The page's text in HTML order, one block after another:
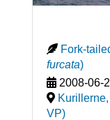
Fork-
furcata)
2008-06-
VP)